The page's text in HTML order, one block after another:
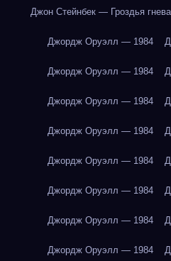
Джон Стейнбек — Гроздья гнева
Джордж Оруэлл — 1984
Джордж Оруэлл — 1984
Джордж Оруэлл — 1984
Джордж Оруэлл — 1984
Джордж Оруэлл — 1984
Джордж Оруэлл — 1984
Джордж Оруэлл — 1984
Джордж Оруэлл — 1984